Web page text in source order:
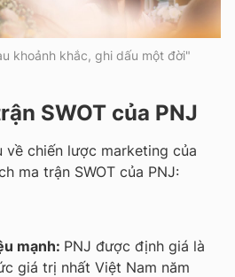
khoảnh khắc, ghi dấu một đời"
SWOT của PNJ
về chiến lược marketing của
ma trận SWOT của PNJ:
mạnh: PNJ được định giá là
giá trị nhất Việt Nam năm